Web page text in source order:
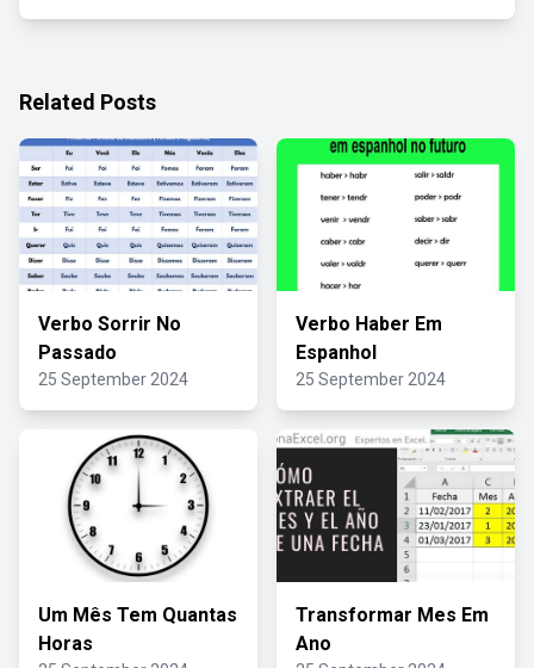
Related Posts
Verbo Sorrir No
Passado
25 September 2024
Verbo Haber Em
Espanhol
25 September 2024
Um Mês Tem Quantas
Horas
Transformar Mes Em
Ano